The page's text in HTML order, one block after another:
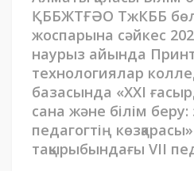
ҚББЖТҒӘО ТжКББ
жоспарына сәйкес
наурыз айында
технологиялар
базасында «XXI
сана және білім
педагогтің көзқарасы»
тақырыбындағы VII